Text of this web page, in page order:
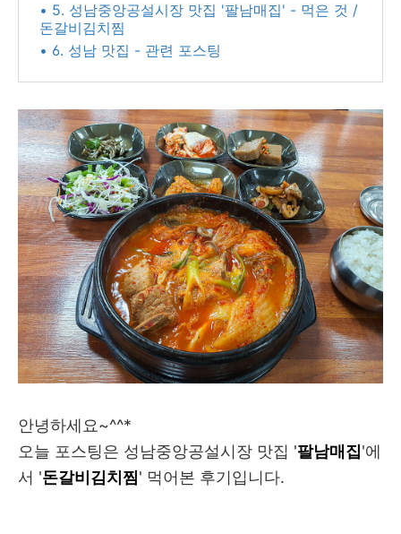
• 5. 성남중앙공설시장 맛집 '팔남매집' - 먹은 것 /
돈갈비김치찜
• 6. 성남 맛집 - 관련 포스팅
안녕하세요~^^*
오늘 포스팅은 성남중앙공설시장 맛집 '팔남매집'에
서 '돈갈비김치찜' 먹어본 후기입니다.